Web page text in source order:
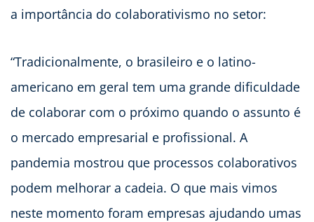
a importância do colaborativismo no setor:
“Tradicionalmente, o brasileiro e o latino-
americano em geral tem uma grande dificuldade
de colaborar com o próximo quando o assunto é
o mercado empresarial e profissional. A
pandemia mostrou que processos colaborativos
podem melhorar a cadeia. O que mais vimos
neste momento foram empresas ajudando umas